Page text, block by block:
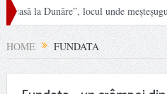
Dunăre”, locul unde meșteșugurile
Rodnei
HOME FUNDATA